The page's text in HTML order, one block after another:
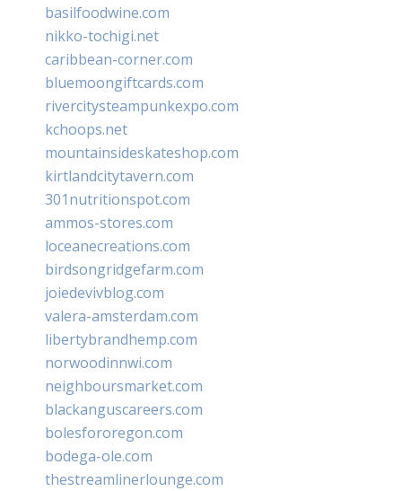
basilfoodwine.com
nikko-tochigi.net
caribbean-corner.com
bluemoongiftcards.com
rivercitysteampunkexpo.com
kchoops.net
mountainsideskateshop.com
kirtlandcitytavern.com
301nutritionspot.com
ammos-stores.com
loceanecreations.com
birdsongridgefarm.com
joiedevivblog.com
valera-amsterdam.com
libertybrandhemp.com
norwoodinnwi.com
neighboursmarket.com
blackanguscareers.com
bolesfororegon.com
bodega-ole.com
thestreamlinerlounge.com